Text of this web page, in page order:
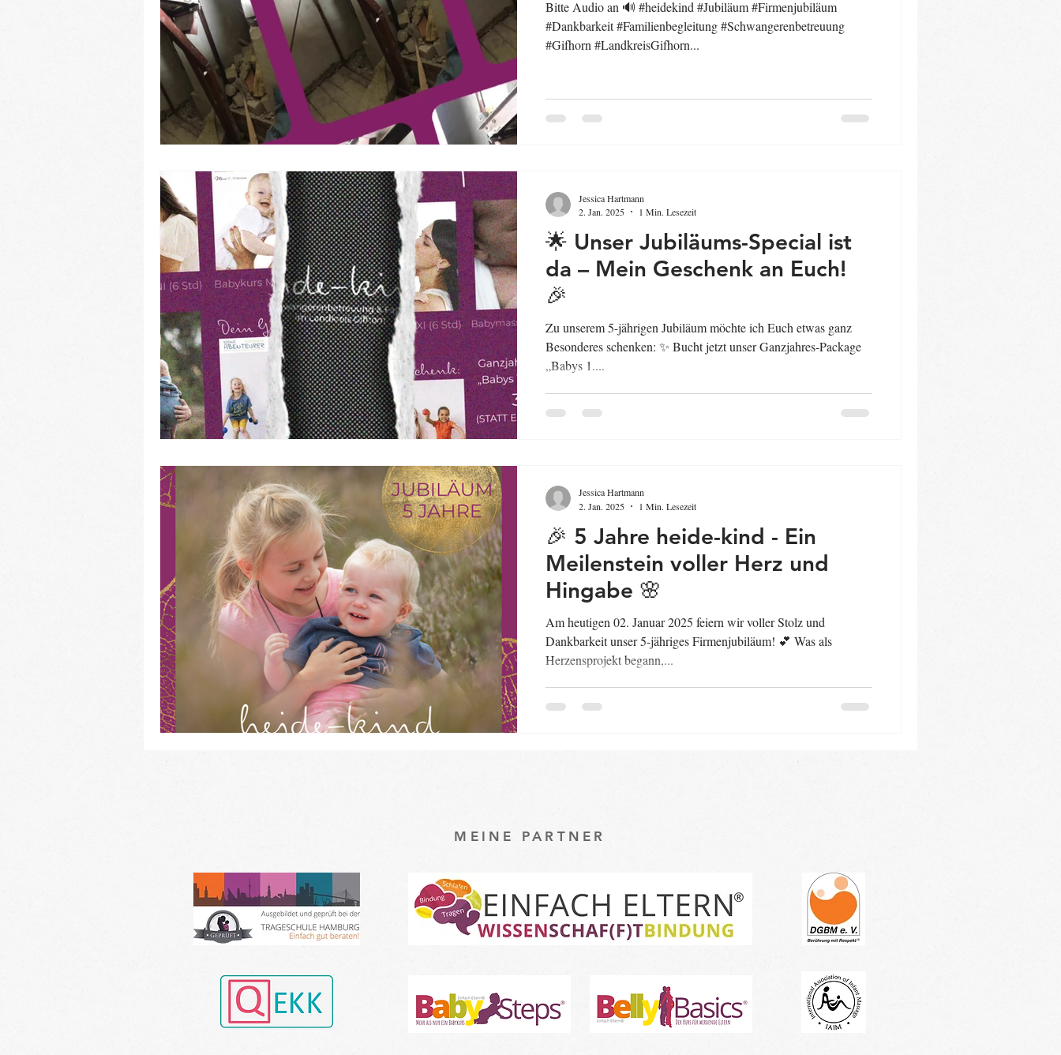
Bitte Audio an 🔊 #heidekind #Jubiläum #Firmenjubiläum
#Dankbarkeit #Familienbegleitung #Schwangerenbetreuung
#Gifhorn #LandkreisGifhorn...
🌟 Unser Jubiläums-Special ist
da – Mein Geschenk an Euch!
🎉
Zu unserem 5-jährigen Jubiläum möchte ich Euch etwas ganz
Besonderes schenken: ✨ Bucht jetzt unser Ganzjahres-Package
„Babys 1....
Jessica Hartmann
2. Jan. 2025
1 Min. Lesezeit
🎉 5 Jahre heide-kind - Ein
Meilenstein voller Herz und
Hingabe 🌸
Am heutigen 02. Januar 2025 feiern wir voller Stolz und
Dankbarkeit unser 5-jähriges Firmenjubiläum! 💕 Was als
Herzensprojekt begann,...
Jessica Hartmann
2. Jan. 2025
1 Min. Lesezeit
MEINE PARTNER